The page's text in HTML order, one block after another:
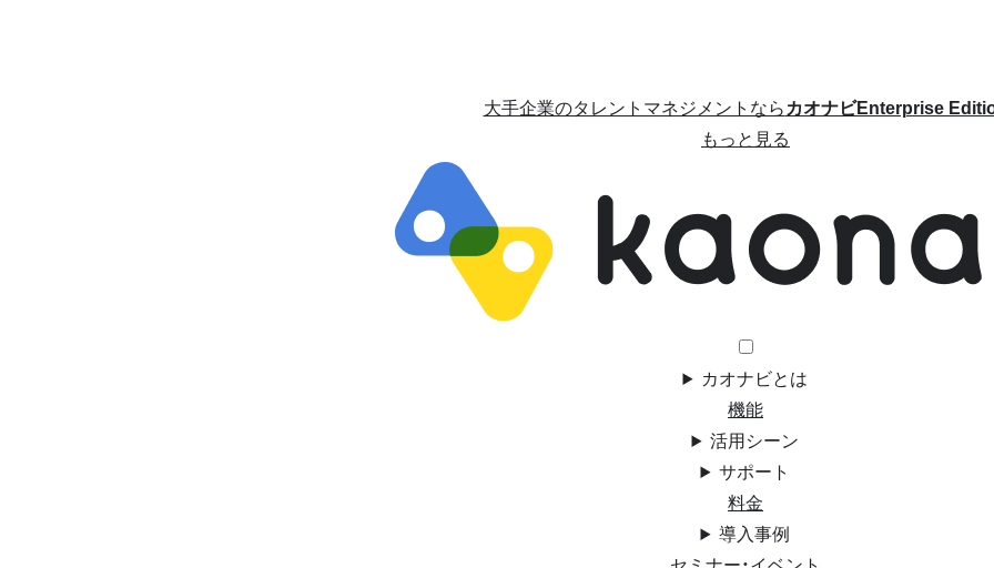
大手企業のタレントマネジメントならカオナビEnterprise
もっと見る
カオナビとは
機能
活用シーン
サポート
料金
導入事例